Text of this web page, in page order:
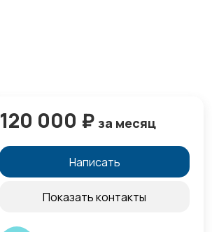
120 000 ₽ за месяц
Написать
Показать контакты